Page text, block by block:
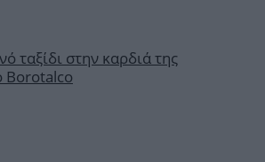
ταξίδι στην καρδιά της
Borotalco